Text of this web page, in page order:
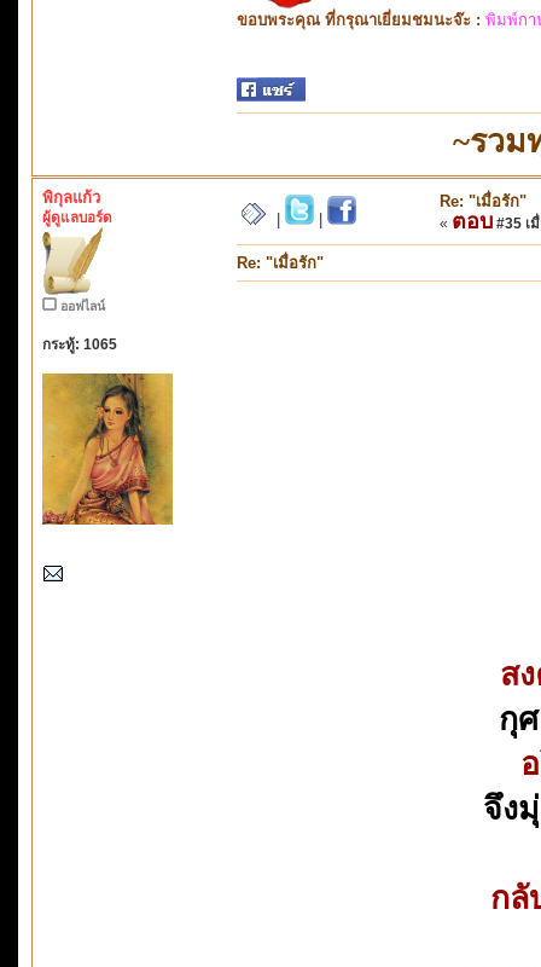
ขอบพระคุณ ที่กรุณาเยี่ยมชมนะจ๊ะ : พิมพ์กา
~รวม
พิกุลแก้ว
ผู้ดูแลบอร์ด
ออฟไลน์
กระทู้: 1065
Re: "เมื่อรัก"
« ตอบ #35 เ
Re: "เมื่อรัก"
ส
กุ
จึง
กลั